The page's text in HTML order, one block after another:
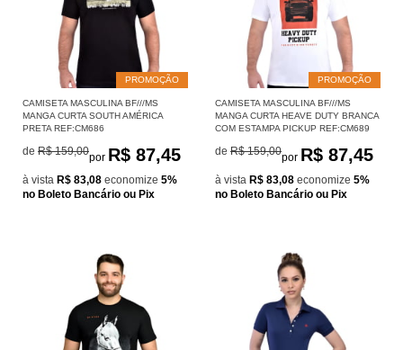
PROMOÇÃO
CAMISETA MASCULINA BF///MS
MANGA CURTA SOUTH AMÉRICA
PRETA REF:CM686
de R$ 159,00por R$ 87,45
à vista R$ 83,08 economize 5%
no Boleto Bancário ou Pix
PROMOÇÃO
CAMISETA MASCULINA BF///MS
MANGA CURTA HEAVE DUTY BRANCA
COM ESTAMPA PICKUP REF:CM689
de R$ 159,00por R$ 87,45
à vista R$ 83,08 economize 5%
no Boleto Bancário ou Pix